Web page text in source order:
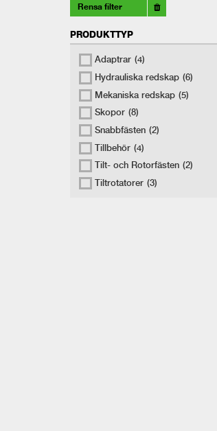
Rensa filter
PRODUKTTYP
Adaptrar (4)
Hydrauliska redskap (6)
Mekaniska redskap (5)
Skopor (8)
Snabbfästen (2)
Tillbehör (4)
Tilt- och Rotorfästen (2)
Tiltrotatorer (3)